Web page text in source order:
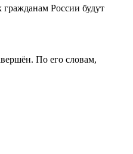
гражданам России будут
По его словам,